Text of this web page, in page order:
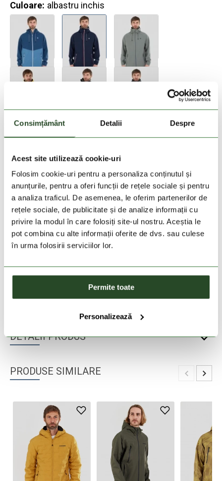
Consimțământ Detalii Despre
Acest site utilizează cookie-uri
Folosim cookie-uri pentru a personaliza conținutul și
anunțurile, pentru a oferi funcții de rețele sociale și pentru
a analiza traficul. De asemenea, le oferim partenerilor de
rețele sociale, de publicitate și de analize informații cu
privire la modul în care folosiți site-ul nostru. Aceștia le
pot combina cu alte informații oferite de dvs. sau culese
în urma folosirii serviciilor lor.
Permite toate
Personalizează
DESCRIEREA PRODUSULUI
DETALII PRODUS
Culoare: albastru inchis
M L XL
Adauga in cos
Vedeti stocul
PRODUSE SIMILARE